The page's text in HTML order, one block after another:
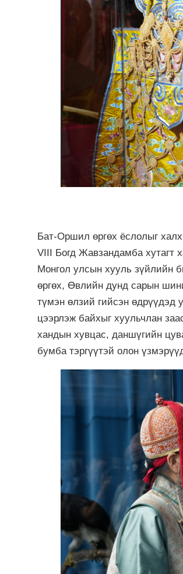
Бат-Оршил өргөх ёслолыг
VIII Богд Жавзандамба хутагт
Монгол улсын хууль зүйлийн
өргөх, Өвлийн дунд сарын
түмэн өлзий гийсэн өдрүүдэд
цээрлэж байхыг хуульчлан
хандын хувцас, даншүгийн
бумба тэргүүтэй олон